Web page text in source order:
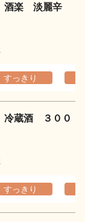
楽 淡麗辛
すっきり
蔵酒 ３００
すっきり